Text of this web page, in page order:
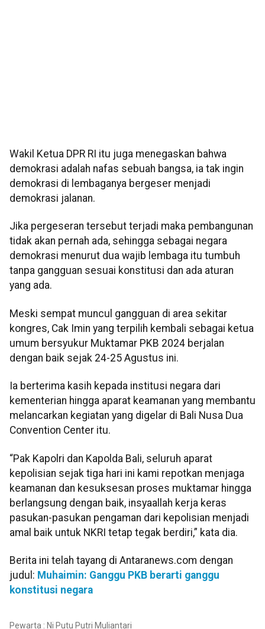
Wakil Ketua DPR RI itu juga menegaskan bahwa
demokrasi adalah nafas sebuah bangsa, ia tak ingin
demokrasi di lembaganya bergeser menjadi
demokrasi jalanan.
Jika pergeseran tersebut terjadi maka pembangunan
tidak akan pernah ada, sehingga sebagai negara
demokrasi menurut dua wajib lembaga itu tumbuh
tanpa gangguan sesuai konstitusi dan ada aturan
yang ada.
Meski sempat muncul gangguan di area sekitar
kongres, Cak Imin yang terpilih kembali sebagai ketua
umum bersyukur Muktamar PKB 2024 berjalan
dengan baik sejak 24-25 Agustus ini.
Ia berterima kasih kepada institusi negara dari
kementerian hingga aparat keamanan yang membantu
melancarkan kegiatan yang digelar di Bali Nusa Dua
Convention Center itu.
“Pak Kapolri dan Kapolda Bali, seluruh aparat
kepolisian sejak tiga hari ini kami repotkan menjaga
keamanan dan kesuksesan proses muktamar hingga
berlangsung dengan baik, insyaallah kerja keras
pasukan-pasukan pengaman dari kepolisian menjadi
amal baik untuk NKRI tetap tegak berdiri,” kata dia.
Berita ini telah tayang di Antaranews.com dengan
judul: Muhaimin: Ganggu PKB berarti ganggu
konstitusi negara
Pewarta : Ni Putu Putri Muliantari